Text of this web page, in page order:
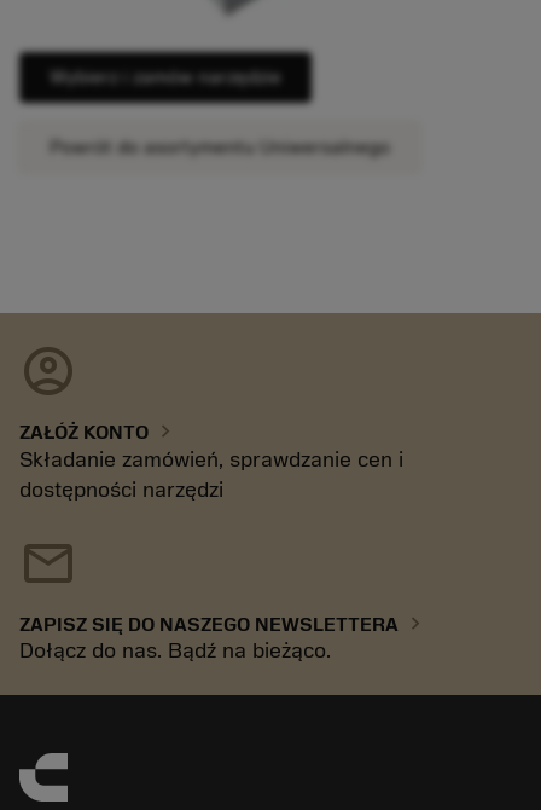
Wybierz i zamów narzędzie
Powrót do asortymentu Uniwersalnego
account_circle
ZAŁÓŻ KONTO chevron_right
Składanie zamówień, sprawdzanie cen i
dostępności narzędzi
mail
ZAPISZ SIĘ DO NASZEGO NEWSLETTERA chevron_right
Dołącz do nas. Bądź na bieżąco.